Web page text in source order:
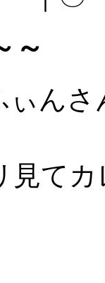
～
ぃん
見て